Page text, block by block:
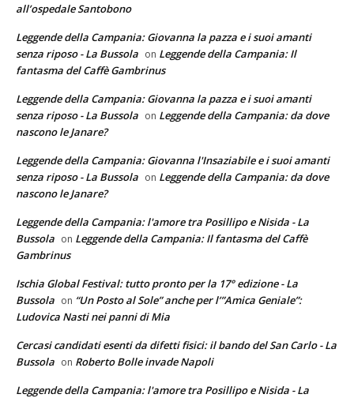
all’ospedale Santobono
Leggende della Campania: Giovanna la pazza e i suoi amanti
senza riposo - La Bussola on Leggende della Campania: Il
fantasma del Caffè Gambrinus
Leggende della Campania: Giovanna la pazza e i suoi amanti
senza riposo - La Bussola on Leggende della Campania: da dove
nascono le Janare?
Leggende della Campania: Giovanna l'Insaziabile e i suoi amanti
senza riposo - La Bussola on Leggende della Campania: da dove
nascono le Janare?
Leggende della Campania: l'amore tra Posillipo e Nisida - La
Bussola on Leggende della Campania: Il fantasma del Caffè
Gambrinus
Ischia Global Festival: tutto pronto per la 17° edizione - La
Bussola on “Un Posto al Sole” anche per l’”Amica Geniale”:
Ludovica Nasti nei panni di Mia
Cercasi candidati esenti da difetti fisici: il bando del San Carlo - La
Bussola on Roberto Bolle invade Napoli
Leggende della Campania: l'amore tra Posillipo e Nisida - La